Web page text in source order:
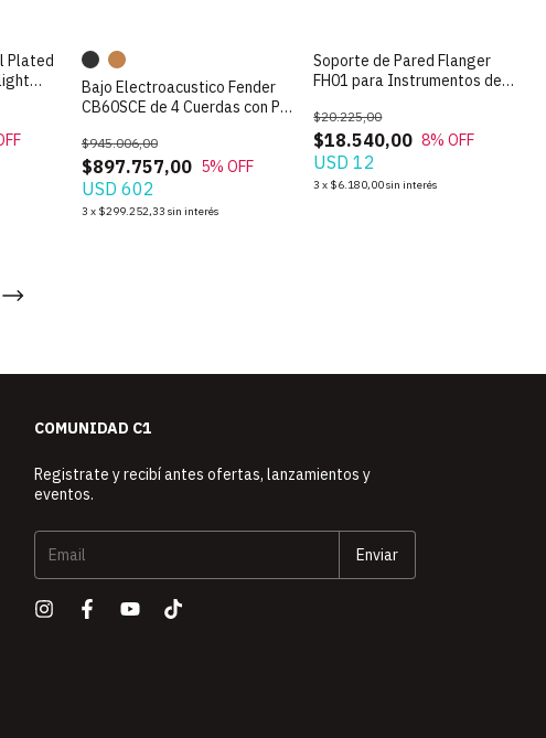
Plated
Bajo Electroacustico Fender
CB60SCE de 4 Cuerdas con Pre
$897.757,00
$945.006,00
5% OFF
USD 602
3 x $299.252,33 sin interés
Soporte de Pared Flanger
FH01 para Instrumentos de
$18.540,00
$20.225,00
8% OFF
USD 12
3 x $6.180,00sin interés
COMUNIDAD C1
Registrate y recibí antes ofertas, lanzamientos y
eventos.
web